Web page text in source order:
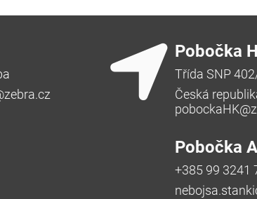
Pobočka
Třída SNP
Česká
Pobočka
+385 99 3241